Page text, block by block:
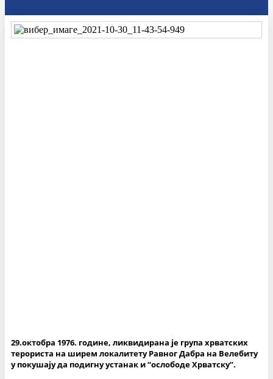
29.октобра 1976. године, ликвидирана је група хрватских
терориста на ширем локалитету Равног Дабра на Велебиту
у покушају да подигну устанак и “ослободе Хрватску”.